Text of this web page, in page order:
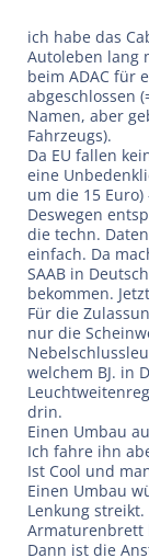
ich habe das
Autoleben lang
beim ADAC für
abgeschlossen
Namen, aber
Fahrzeugs).
Da EU fallen
eine
um die 15
Deswegen
die techn.
einfach. Da
SAAB in
bekommen.
Für die
nur die
welchem BJ. in
drin.
Einen Umbau
Ich fahre ihn
Ist Cool und
Einen Umbau
Lenkung
Armaturenbrett
Dann ist die